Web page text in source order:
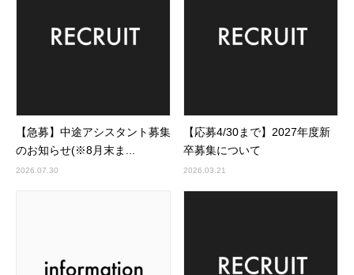
【急募】中途アシスタント募集
のお知らせ(※8月末ま...
2026.07.30
【応募4/30まで】2027年度新
卒募集について
2026.03.21